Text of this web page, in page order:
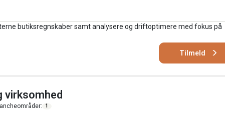
butiksregnskaber samt analysere og driftoptimere med fokus på
Tilmeld
virksomhed
1